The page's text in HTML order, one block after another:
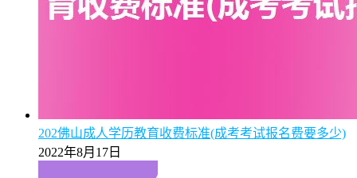
202佛山成人学历教育收费标准(成考考试报名费要多少)
2022年8月17日